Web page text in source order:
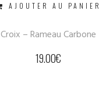
AJOUTER AU PANIER
Croix – Rameau Carbone
19.00€